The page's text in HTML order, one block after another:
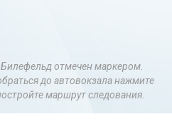
отмечен маркером.
до автовокзала нажмите
маршрут следования.